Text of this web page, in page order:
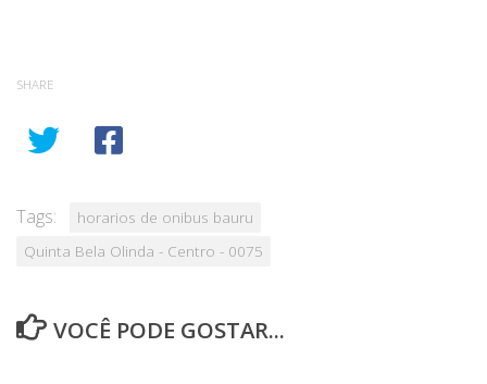
SHARE
Tags:
horarios de onibus bauru
Quinta Bela Olinda - Centro - 0075
VOCÊ PODE GOSTAR...